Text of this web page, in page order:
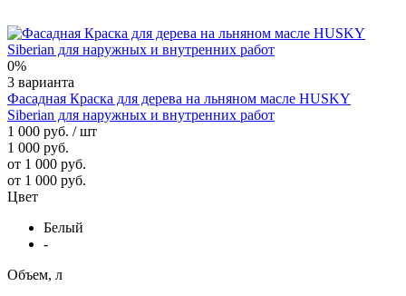
0%
3 варианта
Фасадная Краска для дерева на льняном масле HUSKY
Siberian для наружных и внутренних работ
1 000 руб. / шт
1 000 руб.
от 1 000 руб.
от 1 000 руб.
Цвет
Белый
-
Объем, л